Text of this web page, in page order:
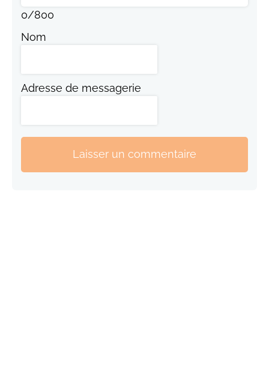
0/800
Nom
Adresse de messagerie
Laisser un commentaire